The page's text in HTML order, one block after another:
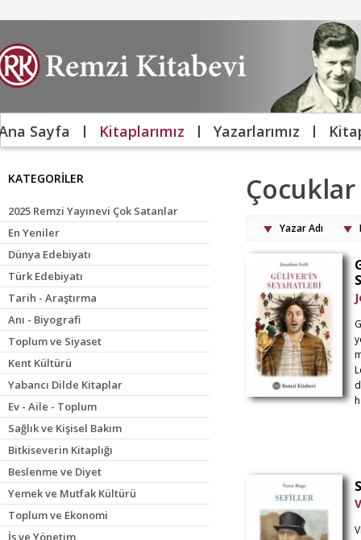
Sayfa Kitaplarımız Yazarlarımız
KATEGORİLER
2025 Remzi Yayınevi Çok Satanlar
En Yeniler
Dünya Edebiyatı
Türk Edebiyatı
Tarih - Araştırma
Anı - Biyografi
Toplum ve Siyaset
Kent Kültürü
Yabancı Dilde Kitaplar
Ev - Aile - Toplum
Sağlık ve Kişisel Bakım
Bitkiseverin Kitaplığı
Beslenme ve Diyet
Yemek ve Mutfak Kültürü
Toplum ve Ekonomi
İş ve Yönetim
Yazar Adı